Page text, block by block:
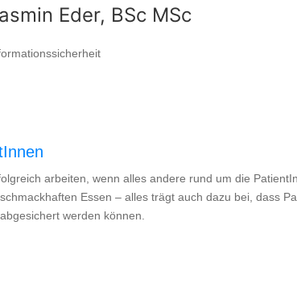
Eder, BSc MSc
arbeiten, wenn alles andere rund um die
Essen – alles trägt auch dazu bei, dass
werden können.